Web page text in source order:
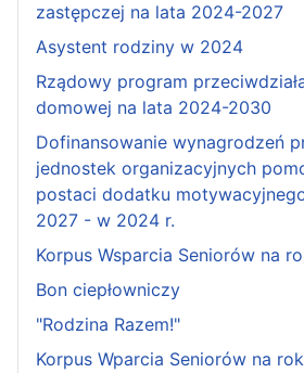
zastępczej na lata 2024-2027
Asystent rodziny w 2024
Rządowy program
domowej na lata 2024-2030
Dofinansowanie wynagrodzeń
jednostek organizacyjnych
postaci dodatku
2027 - w 2024 r.
Korpus Wsparcia Seniorów na
Bon ciepłowniczy
"Rodzina Razem!"
Korpus Wparcia Seniorów na